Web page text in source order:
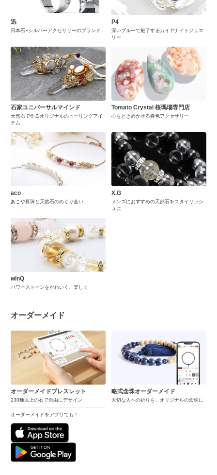
迅
日本石×シルバーアクセサリーのブランド
P4
深いブルーで魅了するカイヤナイトジュエ
リー
石家ユニバーサルマインド
天然石で作るオリジナルのヒーリングアイ
テム
Tomato Crystal 桜瑪瑙専門店
心をときめかせる春色アクセサリー
aco
あこや真珠と天然石のめぐり会い
X.G
メンズにおすすめの天然石をスタイリッシ
ュに
winQ
パワーストーンをかわいく、楽しく
オーダーメイド
オーダーメイドブレスレット
230種以上の石で自由にデザイン
オーダーメイドをアプリでも！
略式念珠オーダーメイド
大切な人への祈りを、オリジナルの念珠に